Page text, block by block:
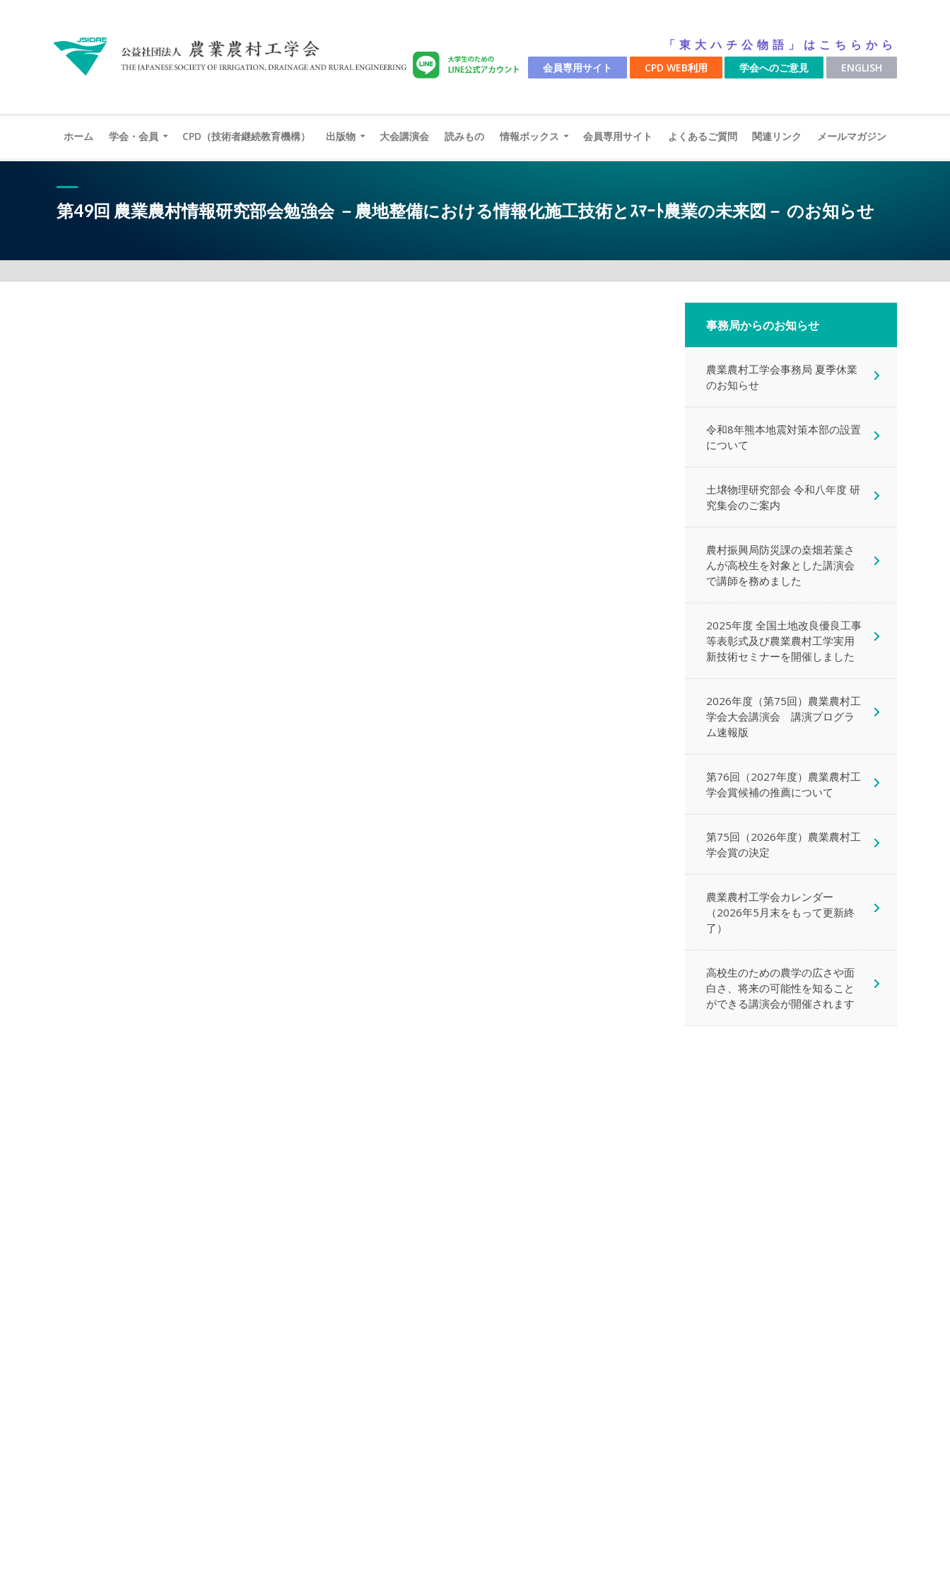
「東大ハチ公物語」はこちらから
会員専用サイト CPD WEB利用 学会へのご意見 ENGLISH
ホーム 学会・会員 CPD（技術者継続教育機構） 出版物 大会講演会 読みもの 情報ボックス 会員専用サイト よくあるご質問 関連リンク メールマガジン
第49回 農業農村情報研究部会勉強会 －農地整備における情報化施工技術とｽﾏｰﾄ農業の未来図－ のお知らせ
事務局からのお知らせ
農業農村工学会事務局 夏季休業
のお知らせ
令和8年熊本地震対策本部の設置
について
土壌物理研究部会 令和八年度 研
究集会のご案内
農村振興局防災課の桒畑若葉さ
んが高校生を対象とした講演会
で講師を務めました
2025年度 全国土地改良優良工事
等表彰式及び農業農村工学実用
新技術セミナーを開催しました
2026年度（第75回）農業農村工
学会大会講演会 講演プログラ
ム速報版
第76回（2027年度）農業農村工
学会賞候補の推薦について
第75回（2026年度）農業農村工
学会賞の決定
農業農村工学会カレンダー
（2026年5月末をもって更新終
了）
高校生のための農学の広さや面
白さ、将来の可能性を知ること
ができる講演会が開催されます